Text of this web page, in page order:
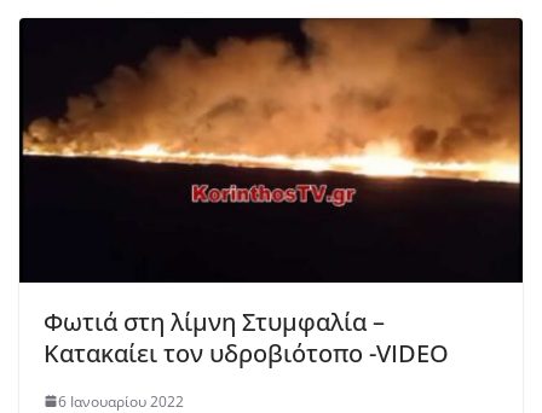
Φωτιά στη λίμνη Στυμφαλία –
Κατακαίει τον υδροβιότοπο -VIDEO
6 Ιανουαρίου 2022